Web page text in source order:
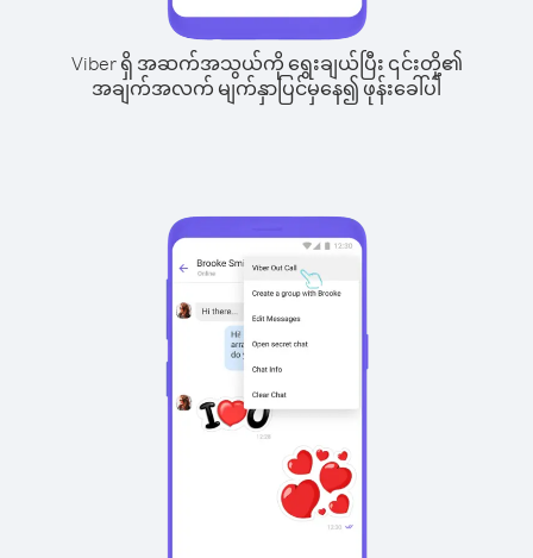
Viber ရှိ အဆက်အသွယ်ကို ရွေးချယ်ပြီး ၎င်းတို့၏
အချက်အလက် မျက်နှာပြင်မှနေ၍ ဖုန်းခေါ်ပါ